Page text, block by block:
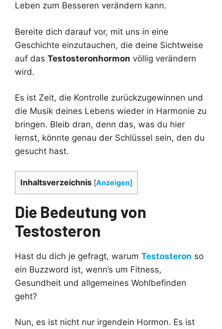
Leben zum Besseren verändern kann.
Bereite dich darauf vor, mit uns in eine
Geschichte einzutauchen, die deine Sichtweise
auf das Testosteronhormon völlig verändern
wird.
Es ist Zeit, die Kontrolle zurückzugewinnen und
die Musik deines Lebens wieder in Harmonie zu
bringen. Bleib dran, denn das, was du hier
lernst, könnte genau der Schlüssel sein, den du
gesucht hast.
Inhaltsverzeichnis [Anzeigen]
Die Bedeutung von
Testosteron
Hast du dich je gefragt, warum Testosteron so
ein Buzzword ist, wenn’s um Fitness,
Gesundheit und allgemeines Wohlbefinden
geht?
Nun, es ist nicht nur irgendein Hormon. Es ist